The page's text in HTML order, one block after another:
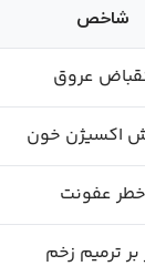
شاخص
عروق
اکسیژن خون
خطر عفونت
بر ترمیم زخم